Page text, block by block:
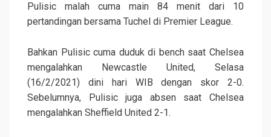
Pulisic malah cuma main 84 menit dari 10
pertandingan bersama Tuchel di Premier League.
Bahkan Pulisic cuma duduk di bench saat Chelsea
mengalahkan Newcastle United, Selasa
(16/2/2021) dini hari WIB dengan skor 2-0.
Sebelumnya, Pulisic juga absen saat Chelsea
mengalahkan Sheffield United 2-1.